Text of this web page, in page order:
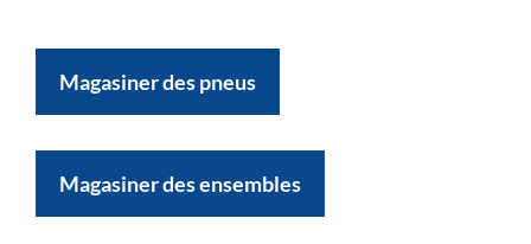
Magasiner des pneus
Magasiner des ensembles